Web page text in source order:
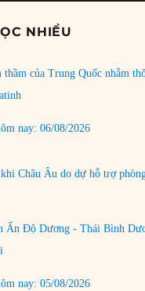
NHIỀU
thầm của Trung Quốc nhằm
nay: 06/08/2026
Châu Âu do dự hỗ trợ
Ấn Độ Dương - Thái Bình
nay: 05/08/2026